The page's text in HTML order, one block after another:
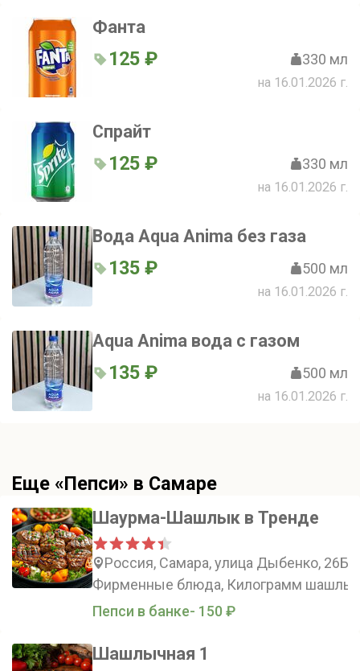
Фанта
125 ₽ 330 мл
на 16.01.2026 г.
Спрайт
125 ₽ 330 мл
на 16.01.2026 г.
Вода Aqua Anima без газа
135 ₽ 500 мл
на 16.01.2026 г.
Aqua Anima вода с газом
135 ₽ 500 мл
на 16.01.2026 г.
Еще «Пепси» в Самаре
Шаурма-Шашлык в Тренде
Россия, Самара, улица Дыбенко, 26Б
Фирменные блюда, Килограмм
Пепси в банке- 150 ₽
Шашлычная 1